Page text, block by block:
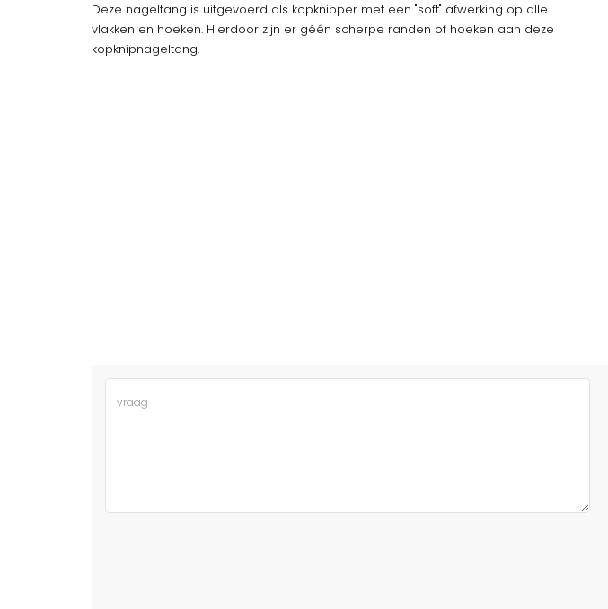
Deze nageltang is uitgevoerd als kopknipper met een "soft" afwerking op alle
vlakken en hoeken. Hierdoor zijn er géén scherpe randen of hoeken aan deze
kopknipnageltang.